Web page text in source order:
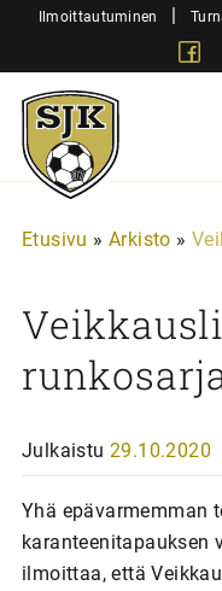
SiirryIlmoittautuminen |
Sjk-
Juniorit
Etusivu » Arkisto »
Julkaistu 29.10.2020
Yhä epävarmemman
karanteenitapauksen
ilmoittaa, että